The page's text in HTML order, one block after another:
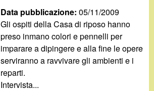
Data pubblicazione:05/11/2009
Gli ospiti della Casa di riposo hanno
preso inmano colori e pennelli per
imparare a dipingere e alla fine le opere
serviranno a ravvivare gli ambienti e i
reparti.
Intervista...